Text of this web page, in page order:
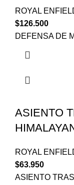
ROYAL
$126.500
DEFENSA DE
ASIENTO
ROYAL
$63.950
ASIENTO